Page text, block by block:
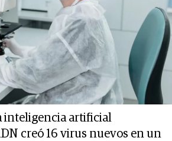
inteligencia artificial
creó 16 virus nuevos en un